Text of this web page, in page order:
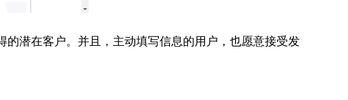
潜在客户。并且，主动填写信息的用户，也愿意接受发